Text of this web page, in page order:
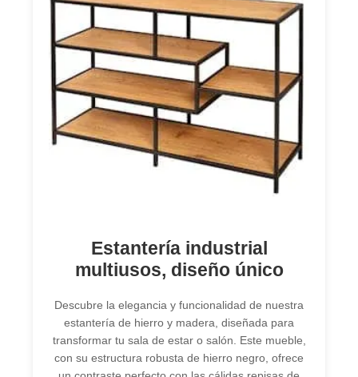
Estantería industrial
multiusos, diseño único
Descubre la elegancia y funcionalidad de nuestra
estantería de hierro y madera, diseñada para
transformar tu sala de estar o salón. Este mueble,
con su estructura robusta de hierro negro, ofrece